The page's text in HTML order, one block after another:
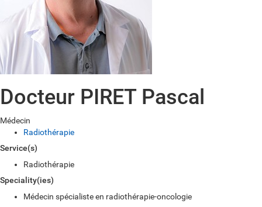
Docteur PIRET Pascal
Médecin
Radiothérapie
Service(s)
Radiothérapie
Speciality(ies)
Médecin spécialiste en radiothérapie-oncologie